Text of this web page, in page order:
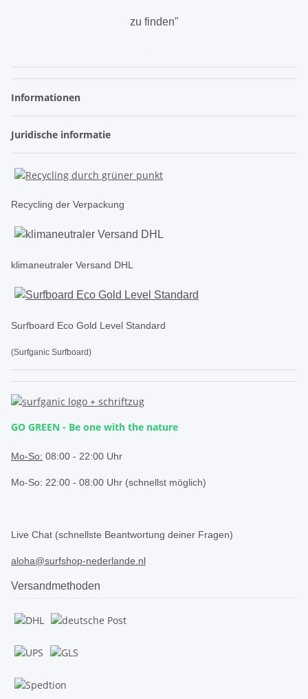
zu finden"
Informationen
Juridische informatie
Recycling der Verpackung
klimaneutraler Versand DHL
Surfboard Eco Gold Level Standard
(Surfganic Surfboard)
GO GREEN - Be one with the nature
Mo-So: 08:00 - 22:00 Uhr
Mo-So: 22:00 - 08:00 Uhr (schnellst möglich)
Live Chat (schnellste Beantwortung deiner Fragen)
aloha@surfshop-nederlande.nl
Versandmethoden